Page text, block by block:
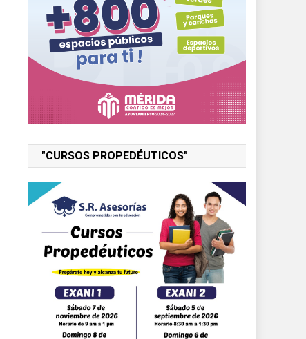
"CURSOS PROPEDÉUTICOS"